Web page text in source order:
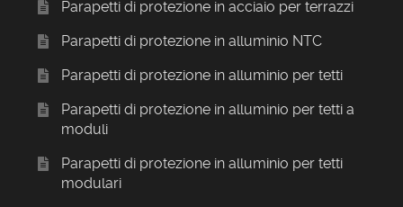
Parapetti di protezione in acciaio per terrazzi
Parapetti di protezione in alluminio NTC
Parapetti di protezione in alluminio per tetti
Parapetti di protezione in alluminio per tetti a
moduli
Parapetti di protezione in alluminio per tetti
modulari